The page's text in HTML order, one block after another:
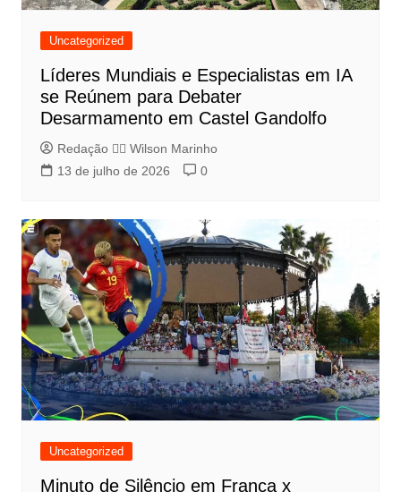
Uncategorized
Líderes Mundiais e Especialistas em IA
se Reúnem para Debater
Desarmamento em Castel Gandolfo
Redação 👨‍⚖️​ Wilson Marinho
13 de julho de 2026
0
Uncategorized
Minuto de Silêncio em França x